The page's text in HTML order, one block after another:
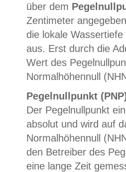
über dem
Zentimeter
die lokale
aus. Erst durch die
Wert des
Normalhöhennull
Pegelnullpunkt
Der Pegelnullpunkt
absolut und wird auf
Normalhöhennull
den Betreiber des
eine lange Zeit